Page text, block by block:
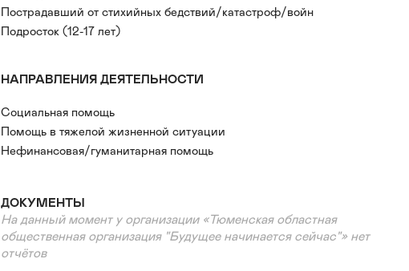
Пострадавший от стихийных бедствий/катастроф/войн
Подросток (12-17 лет)
НАПРАВЛЕНИЯ ДЕЯТЕЛЬНОСТИ
Социальная помощь
Помощь в тяжелой жизненной ситуации
Нефинансовая/гуманитарная помощь
ДОКУМЕНТЫ
На данный момент у организации «Тюменская областная
общественная организация "Будущее начинается сейчас"» нет
отчётов